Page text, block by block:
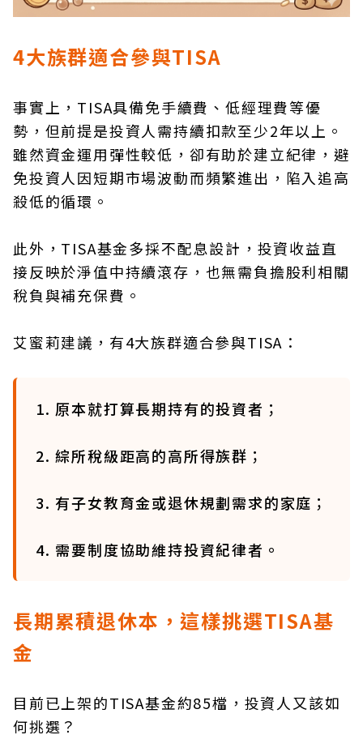
4大族群適合參與TISA
事實上，TISA具備免手續費、低經理費等優
勢，但前提是投資人需持續扣款至少2年以上。
雖然資金運用彈性較低，卻有助於建立紀律，避
免投資人因短期市場波動而頻繁進出，陷入追高
殺低的循環。
此外，TISA基金多採不配息設計，投資收益直
接反映於淨值中持續滾存，也無需負擔股利相關
稅負與補充保費。
艾蜜莉建議，有4大族群適合參與TISA：
1. 原本就打算長期持有的投資者；
2. 綜所稅級距高的高所得族群；
3. 有子女教育金或退休規劃需求的家庭；
4. 需要制度協助維持投資紀律者。
長期累積退休本，這樣挑選TISA基
金
目前已上架的TISA基金約85檔，投資人又該如
何挑選？